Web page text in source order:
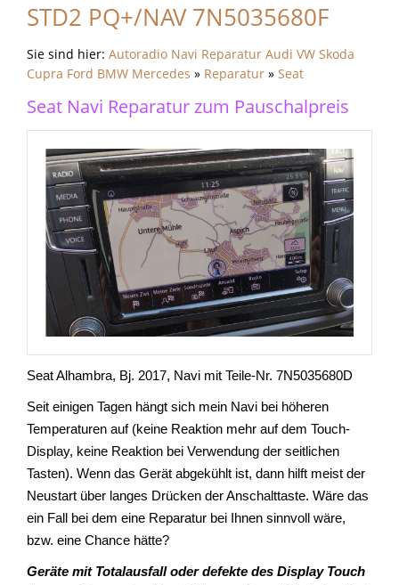
STD2 PQ+/NAV 7N5035680F
Sie sind hier: Autoradio Navi Reparatur Audi VW Skoda
Cupra Ford BMW Mercedes » Reparatur » Seat
Seat Navi Reparatur zum Pauschalpreis
Seat Alhambra, Bj. 2017, Navi mit Teile-Nr. 7N5035680D
Seit einigen Tagen hängt sich mein Navi bei höheren
Temperaturen auf (keine Reaktion mehr auf dem Touch-
Display, keine Reaktion bei Verwendung der seitlichen
Tasten). Wenn das Gerät abgekühlt ist, dann hilft meist der
Neustart über langes Drücken der Anschalttaste. Wäre das
ein Fall bei dem eine Reparatur bei Ihnen sinnvoll wäre,
bzw. eine Chance hätte?
Geräte mit Totalausfall oder defekte des Display Touch